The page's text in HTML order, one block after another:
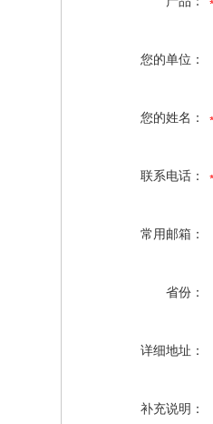
您的单位：
您的姓名：
联系电话：
常用邮箱：
省份：
详细地址：
补充说明：